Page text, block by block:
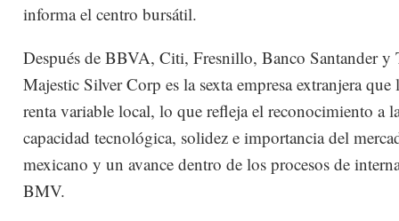
informa el centro bursátil.
Después de BBVA, Citi, Fresnillo, Banco Santander y
Majestic Silver Corp es la sexta empresa extranjera
renta variable local, lo que refleja el reconocimiento a
capacidad tecnológica, solidez e importancia del
mexicano y un avance dentro de los procesos de
BMV.